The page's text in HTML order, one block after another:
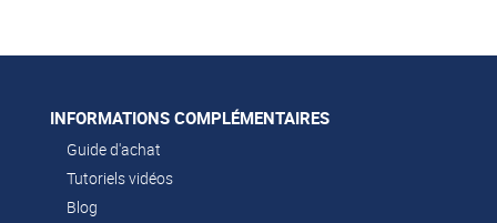
INFORMATIONS COMPLÉMENTAIRES
Guide d'achat
Tutoriels vidéos
Blog